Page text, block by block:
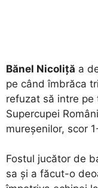
Bănel Nicoliță a
pe când îmbrăca
refuzat să intre pe
Supercupei
mureșenilor, scor
Fostul jucător de
sa și a făcut-o